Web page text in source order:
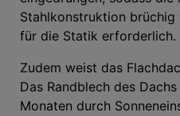
Stahlkonstruktion brüchig
für die Statik erforderlich.
Zudem weist das
Das Randblech des
Monaten durch